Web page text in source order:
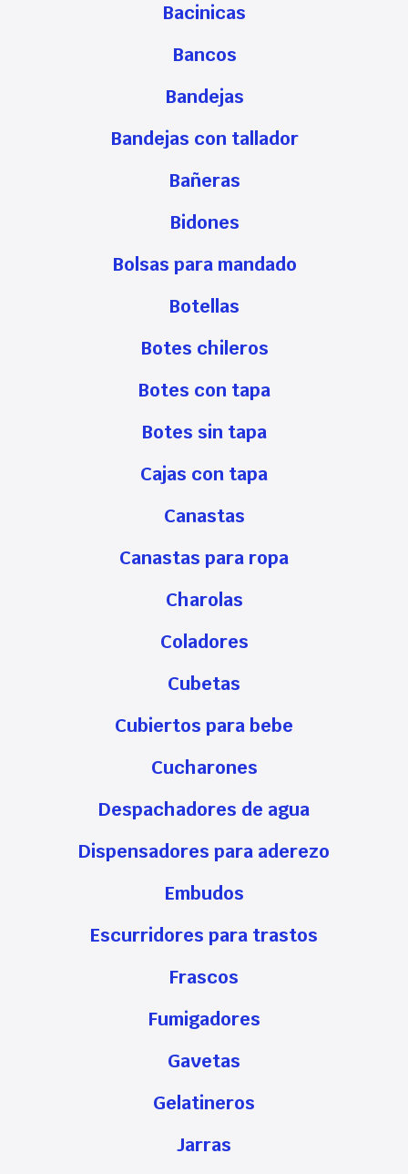
Bacinicas
Bancos
Bandejas
Bandejas con tallador
Bañeras
Bidones
Bolsas para mandado
Botellas
Botes chileros
Botes con tapa
Botes sin tapa
Cajas con tapa
Canastas
Canastas para ropa
Charolas
Coladores
Cubetas
Cubiertos para bebe
Cucharones
Despachadores de agua
Dispensadores para aderezo
Embudos
Escurridores para trastos
Frascos
Fumigadores
Gavetas
Gelatineros
Jarras